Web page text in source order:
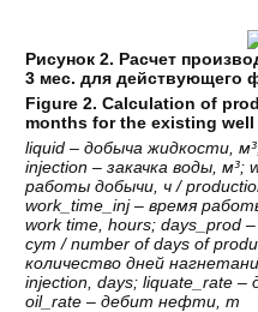
Рисунок 2. Расчет
3 мес. для действующего
Figure 2. Calculation of
months for the existing
liquid –добыча жидкости ,м
injection –закачка воды ,м³;
работы добычи ч/
work_time_inj –время
work time, hours; days_prod
сут / number of days of
количество дней
injection, days; liquate_rate –
oil_rate –дебит нефти ,т